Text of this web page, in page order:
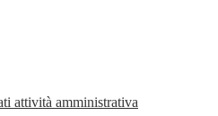
attività amministrativa